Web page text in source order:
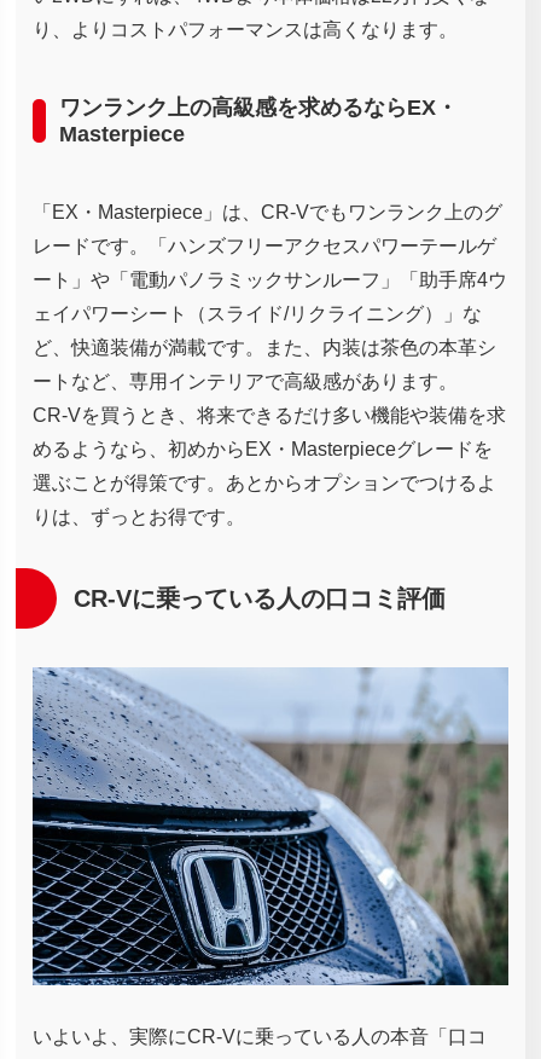
り、よりコストパフォーマンスは高くなります。
ワンランク上の高級感を求めるならEX・
Masterpiece
「EX・Masterpiece」は、CR-Vでもワンランク上のグ
レードです。「ハンズフリーアクセスパワーテールゲ
ート」や「電動パノラミックサンルーフ」「助手席4ウ
ェイパワーシート（スライド/リクライニング）」な
ど、快適装備が満載です。また、内装は茶色の本革シ
ートなど、専用インテリアで高級感があります。
CR-Vを買うとき、将来できるだけ多い機能や装備を求
めるようなら、初めからEX・Masterpieceグレードを
選ぶことが得策です。あとからオプションでつけるよ
りは、ずっとお得です。
CR-Vに乗っている人の口コミ評価
いよいよ、実際にCR-Vに乗っている人の本音「口コ